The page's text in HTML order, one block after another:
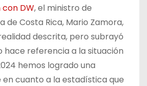
con DW, el ministro de
de Costa Rica, Mario Zamora,
descrita, pero subrayó
hace referencia a la situación
hemos logrado una
en cuanto a la estadística que